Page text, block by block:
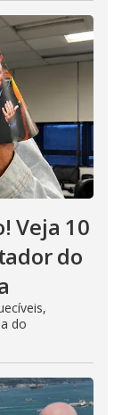
Veja 10
do
do